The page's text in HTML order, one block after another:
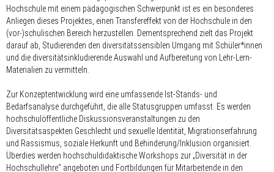
Hochschule mit einem pädagogischen Schwerpunkt ist es ein besonderes
Anliegen dieses Projektes, einen Transfereffekt von der Hochschule in den
(vor-)schulischen Bereich herzustellen. Dementsprechend zielt das Projekt
darauf ab, Studierenden den diversitätssensiblen Umgang mit Schüler*innen
und die diversitätsinkludierende Auswahl und Aufbereitung von Lehr-Lern-
Materialien zu vermitteln.
Zur Konzeptentwicklung wird eine umfassende Ist-Stands- und
Bedarfsanalyse durchgeführt, die alle Statusgruppen umfasst. Es werden
hochschulöffentliche Diskussionsveranstaltungen zu den
Diversitätsaspekten Geschlecht und sexuelle Identität, Migrationserfahrung
und Rassismus, soziale Herkunft und Behinderung/Inklusion organisiert.
Überdies werden hochschuldidaktische Workshops zur „Diversität in der
Hochschullehre“ angeboten und Fortbildungen für Mitarbeitende in den